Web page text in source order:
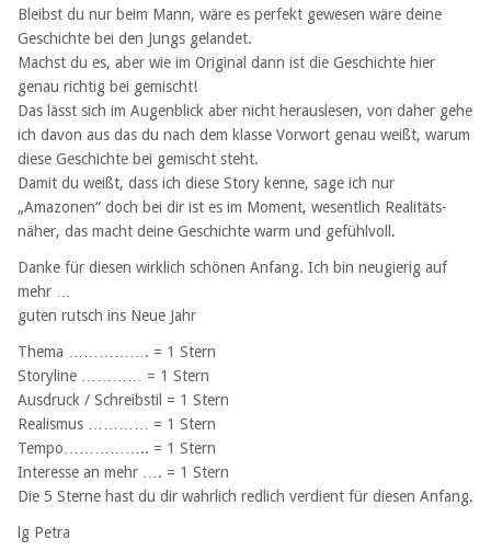
Bleibst du nur beim Mann, wäre es perfekt gewesen wäre deine
Geschichte bei den Jungs gelandet.
Machst du es, aber wie im Original dann ist die Geschichte hier
genau richtig bei gemischt!
Das lässt sich im Augenblick aber nicht herauslesen, von daher gehe
ich davon aus das du nach dem klasse Vorwort genau weißt, warum
diese Geschichte bei gemischt steht.
Damit du weißt, dass ich diese Story kenne, sage ich nur
„Amazonen“ doch bei dir ist es im Moment, wesentlich Realitäts-
näher, das macht deine Geschichte warm und gefühlvoll.
Danke für diesen wirklich schönen Anfang. Ich bin neugierig auf
mehr …
guten rutsch ins Neue Jahr
Thema ……………. = 1 Stern
Storyline ………… = 1 Stern
Ausdruck / Schreibstil = 1 Stern
Realismus ………… = 1 Stern
Tempo…………….. = 1 Stern
Interesse an mehr …. = 1 Stern
Die 5 Sterne hast du dir wahrlich redlich verdient für diesen Anfang.
lg Petra